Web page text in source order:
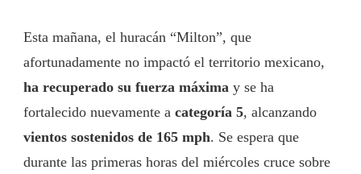
Esta mañana, el huracán “Milton”, que
afortunadamente no impactó el territorio mexicano,
ha recuperado su fuerza máxima y se ha
fortalecido nuevamente a categoría 5, alcanzando
vientos sostenidos de 165 mph. Se espera que
durante las primeras horas del miércoles cruce sobre